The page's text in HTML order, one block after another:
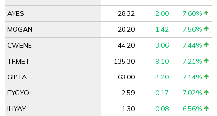
AYES
28,32 2,00
7,60%
MOGAN
20,20 1,42
7,56%
CWENE
44,20 3,06
7,44%
TRMET
135,30 9,10
7,21%
GIPTA
63,00 4,20
7,14%
EYGYO
2,59 0,17
7,02%
IHYAY
1,30 0,08
6,56%